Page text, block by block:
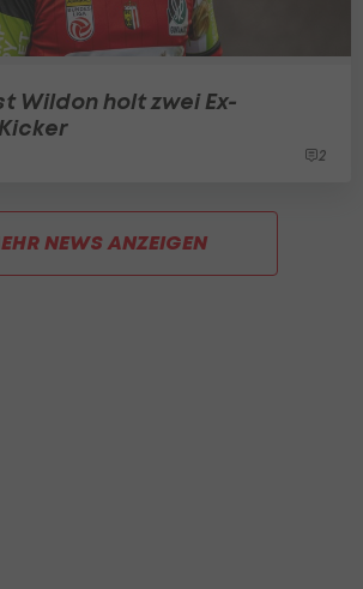
Wildon holt zwei Ex-
2
NEWS ANZEIGEN